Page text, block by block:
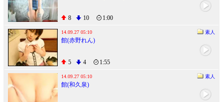
8 10 1:00
14.09.27 05:10 素人
館(赤野れん)
5 4 1:55
14.09.27 05:10 素人
館(和久泉)